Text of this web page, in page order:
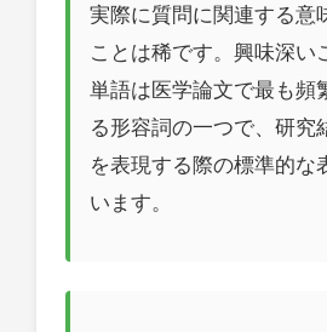
実際に質問に関連する意
ことは稀です。興味深い
単語は医学論文で最も頻
る形容詞の一つで、研究
を表現する際の標準的な
います。